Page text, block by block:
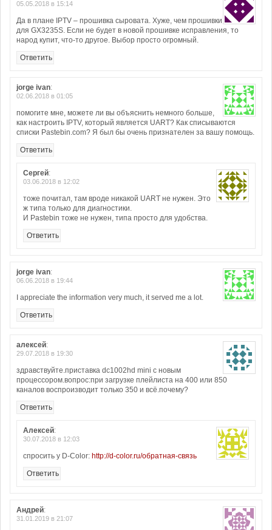
05.05.2018 в 15:14
Да в плане IPTV – прошивка сыровата. Хуже, чем прошивки
для GX3235S. Если не будет в новой прошивке исправления, то
народ купит, что-то другое. Выбор просто огромный.
Ответить
jorge ivan:
02.06.2018 в 01:05
помогите мне, можете ли вы объяснить немного больше,
как настроить IPTV, который является UART? Как списываются
списки Pastebin.com? Я был бы очень признателен за вашу помощь.
Ответить
Сергей:
03.06.2018 в 12:02
тоже почитал, там вроде никакой UART не нужен. Это
ж типа только для диагностики.
И Pastebin тоже не нужен, типа просто для удобства.
Ответить
jorge ivan:
06.06.2018 в 19:44
I appreciate the information very much, it served me a lot.
Ответить
алексей:
29.07.2018 в 19:30
здравствуйте.приставка dc1002hd mini с новым
процессором.вопрос:при загрузке плейлиста на 400 или 850
каналов воспроизводит только 350 и всё.почему?
Ответить
Алексей:
30.07.2018 в 12:03
спросить у D-Color: http://d-color.ru/обратная-связь
Ответить
Андрей:
31.01.2019 в 21:07